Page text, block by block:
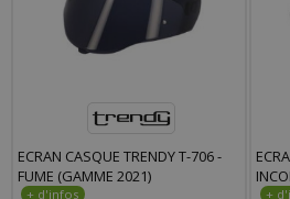
ECRAN CASQUE TRENDY T-706 -
FUME (GAMME 2021)